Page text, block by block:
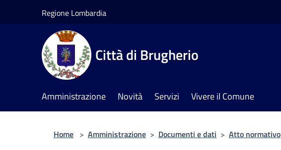
Regione Lombardia
Città di Brugherio
Amministrazione Novità Servizi Vivere il Comune
Home > Amministrazione > Documenti e dati > Atto normativo